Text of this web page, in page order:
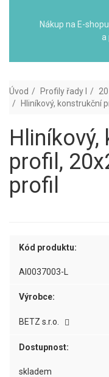
Nákup na E-
a
Úvod Profily řady I 20
Hliníkový, konstrukční
profil,
profil
Kód produktu:
AI0037003-L
Výrobce:
BETZ s.r.o.
Dostupnost:
skladem